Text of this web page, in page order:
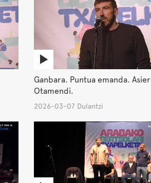
Ganbara. Puntua emanda. Asier
Otamendi.
2026-03-07 Dulantzi